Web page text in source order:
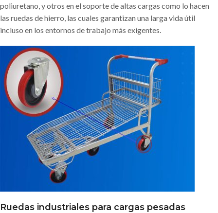
poliuretano, y otros en el soporte de altas cargas como lo hacen
las ruedas de hierro, las cuales garantizan una larga vida útil
incluso en los entornos de trabajo más exigentes.
Ruedas industriales para cargas pesadas